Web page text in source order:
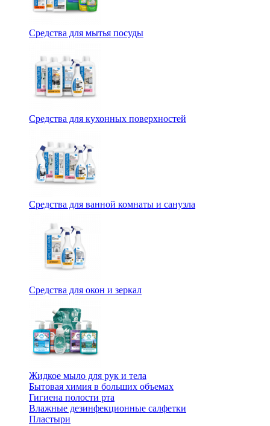
Средства для мытья посуды
Средства для кухонных поверхностей
Средства для ванной комнаты и санузла
Средства для окон и зеркал
Жидкое мыло для рук и тела
Бытовая химия в больших объемах
Гигиена полости рта
Влажные дезинфекционные салфетки
Пластыри